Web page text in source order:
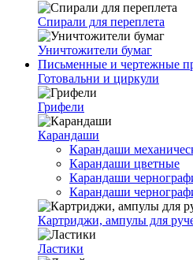
Спирали для переплета
Уничтожители бумаг
Письменные и чертежные
Готовальни и циркули
Грифели
Карандаши
Карандаши
Карандаши цветные
Карандаши
Карандаши
Картриджи, ампулы для
Ластики